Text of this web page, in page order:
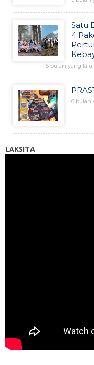
Satu
4
6 bulan yang lalu
6 bulan
LAKSITA